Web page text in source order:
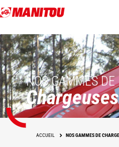
Aller
au
principal
NOS GAMMES DE
ACCUEIL NOS GAMMES DE